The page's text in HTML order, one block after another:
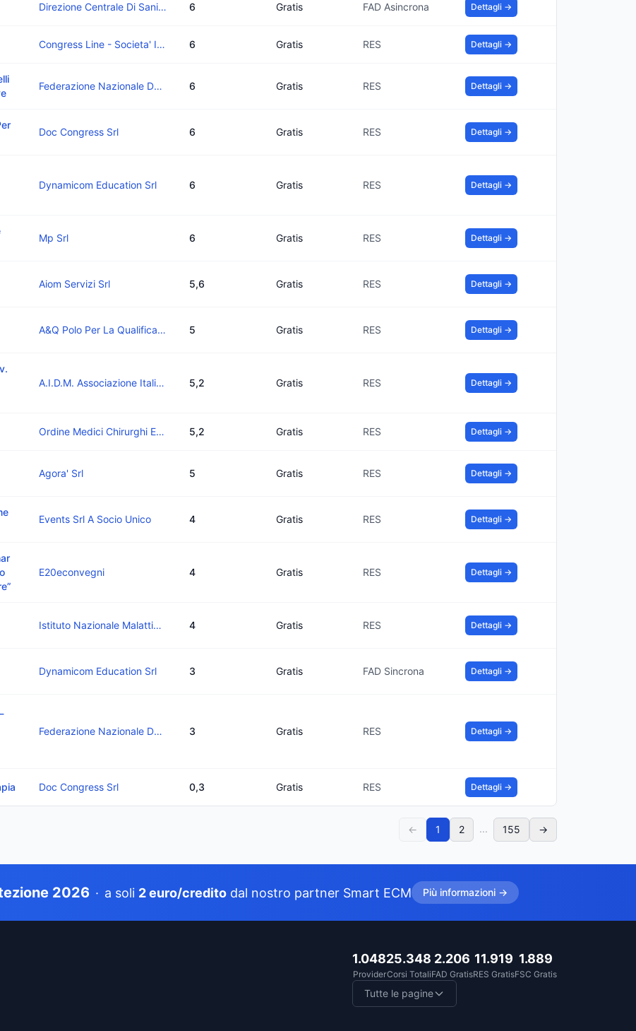
Direzione Centrale Di Sanità 6 Gratis FAD Asincrona Dettagli →
Congress Line - Societa' Italiana Organizzazione Congressi Di A. Primavera & C. Sas 6 Gratis RES Dettagli →
Federazione Nazionale Degli Ordini Dei Medici Chirurghi E Degli Odontoiatri 6 Gratis RES Dettagli →
Doc Congress Srl 6 Gratis RES Dettagli →
Dynamicom Education Srl 6 Gratis RES Dettagli →
Mp Srl 6 Gratis RES Dettagli →
Aiom Servizi Srl 5,6 Gratis RES Dettagli →
A&Q Polo Per La Qualificazione Del Sistema Agro Industriale 5 Gratis RES Dettagli →
A.I.D.M. Associazione Italiana Donne Medico 5,2 Gratis RES Dettagli →
Ordine Medici Chirurghi E Odontoiatri Della Provincia Di Brescia 5,2 Gratis RES Dettagli →
Agora' Srl 5 Gratis RES Dettagli →
Events Srl A Socio Unico 4 Gratis RES Dettagli →
E20econvegni 4 Gratis RES Dettagli →
Istituto Nazionale Malattie Infettive L. Spallanzani 4 Gratis RES Dettagli →
Dynamicom Education Srl 3 Gratis FAD Sincrona Dettagli →
Federazione Nazionale Degli Ordini Dei Medici Chirurghi E Degli Odontoiatri 3 Gratis RES Dettagli →
Doc Congress Srl 0,3 Gratis RES Dettagli →
← 1 2 ... 155 →
2026 · a soli 2 euro/creditodal nostro partner Smart ECM Più informazioni →
1.048
Provider
25.348
Corsi Totali
2.206
FAD Gratis
11.919
RES Gratis
1.889
FSC Gratis
Tutte le pagine